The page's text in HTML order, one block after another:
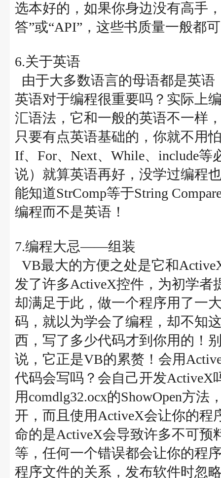
选本好的，如果你身边没有高手
答”或“API”，这些书质量一般都
6.关于英语
由于大多数语言的母语都是英
英语对于编程很重要吗？实际上
汇语法，它和一般的英语不一样
只要有点英语基础的，你就不用
If、For、Next、While、include
说）就算英语再好，没学过编程
能知道StrComp等于String
编程而不是英语！
7.编程大忌――组装
VB最大的方便之处是它和
发了许多ActiveX控件，为初学
却满足于此，做一个程序用了一
码，就以为学会了编程，却不知
西，写了多少代码才到你用的！
说，它正是VB的累赘！会用
代码会写吗？会自己开发ActiveX
用comdlg32.ocx的ShowOpen方法
开，而且使用ActiveX会让你的程
命的是ActiveX会导致许多不可
等，任何一个错误都会让你的程
程序文件的关系，发布软件时忽